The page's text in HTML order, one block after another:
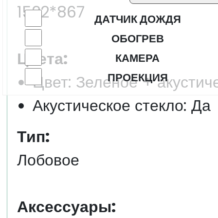
ДАТЧИК ДОЖДЯ
ОБОГРЕВ
КАМЕРА
ПРОЕКЦИЯ
1522*867
Цвета:
Цвет: Зеленое +
Акустическое стекло: Да
Тип:
Лобовое
Аксессуары: